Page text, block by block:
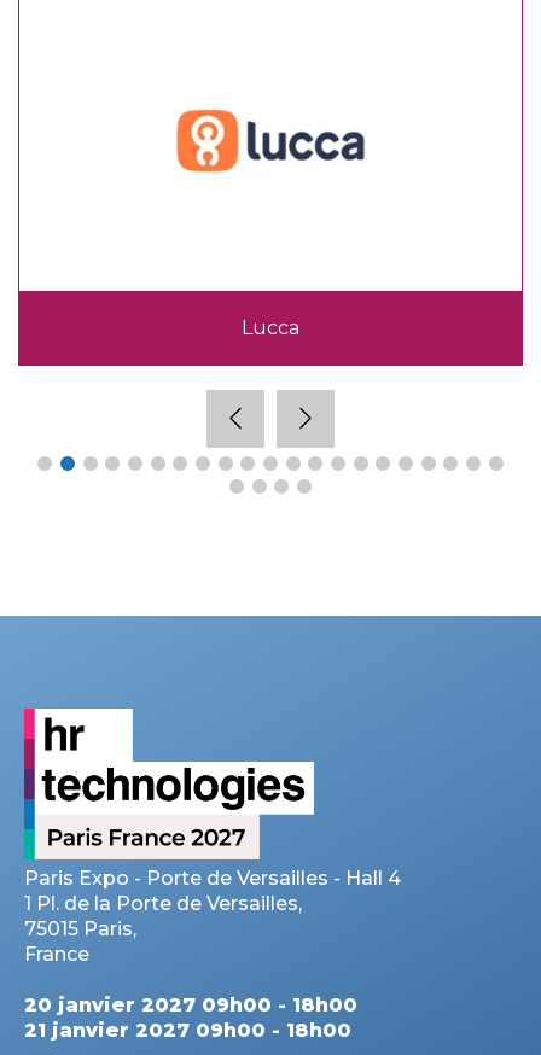
Lucca
Paris Expo - Porte de Versailles - Hall 4
1 Pl. de la Porte de Versailles,
75015 Paris,
France
20 janvier 2027 09h00 - 18h00
21 janvier 2027 09h00 - 18h00